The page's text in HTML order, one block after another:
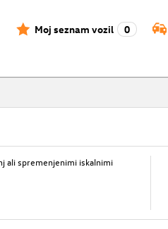
Moj seznam vozil 0
ali spremenjenimi iskalnimi